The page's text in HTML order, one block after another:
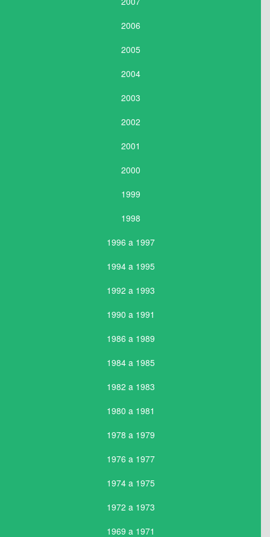
2006
2005
2004
2003
2002
2001
2000
1999
1998
1996 a 1997
1994 a 1995
1992 a 1993
1990 a 1991
1986 a 1989
1984 a 1985
1982 a 1983
1980 a 1981
1978 a 1979
1976 a 1977
1974 a 1975
1972 a 1973
1969 a 1971